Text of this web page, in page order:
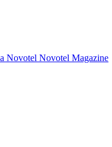
Novotel Novotel Magazine